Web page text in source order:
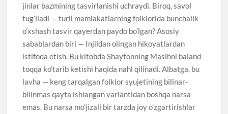
jinlar bazmining tasvirlanishi uchraydi. Biroq, savol
tug’iladi — turli mamlakatlarning folklorida bunchalik
o’xshash tasvir qayerdan paydo bo’lgan? Asosiy
sabablardan biri — Injildan olingan hikoyatlardan
istifoda etish. Bu kitobda Shaytonning Masihni baland
toqqa ko’tarib ketishi haqida nahl qilinadi. Albatga, bu
lavha — keng tarqalgan folklor syujetining bilinar-
bilinmas qayta ishlangan variantidan boshqa narsa
emas. Bu narsa mo’jizali bir tarzda joy o’zgartirishlar